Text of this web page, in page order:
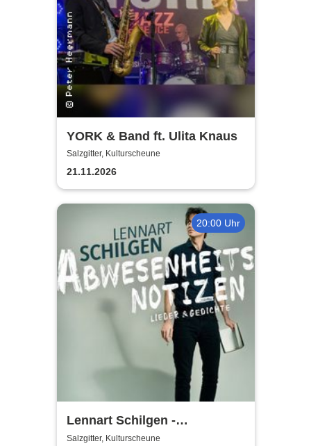
YORK & Band ft. Ulita Knaus
Salzgitter, Kulturscheune
21.11.2026
20:00 Uhr
Lennart Schilgen -
Abwesenheitsnotizen
Salzgitter, Kulturscheune